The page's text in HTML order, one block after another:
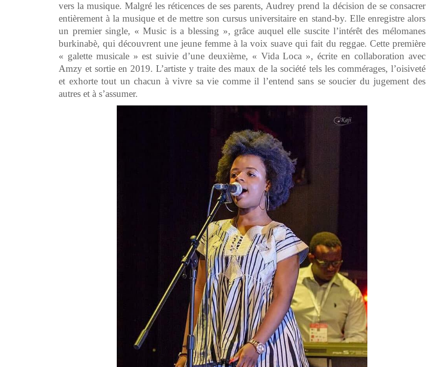
vers la musique. Malgré les réticences de ses parents, Audrey prend la décision de se consacrer
entièrement à la musique et de mettre son cursus universitaire en stand-by. Elle enregistre alors
un premier single, « Music is a blessing », grâce auquel elle suscite l’intérêt des mélomanes
burkinabè, qui découvrent une jeune femme à la voix suave qui fait du reggae. Cette première
« galette musicale » est suivie d’une deuxième, « Vida Loca », écrite en collaboration avec
Amzy et sortie en 2019. L’artiste y traite des maux de la société tels les commérages, l’oisiveté
et exhorte tout un chacun à vivre sa vie comme il l’entend sans se soucier du jugement des
autres et à s’assumer.